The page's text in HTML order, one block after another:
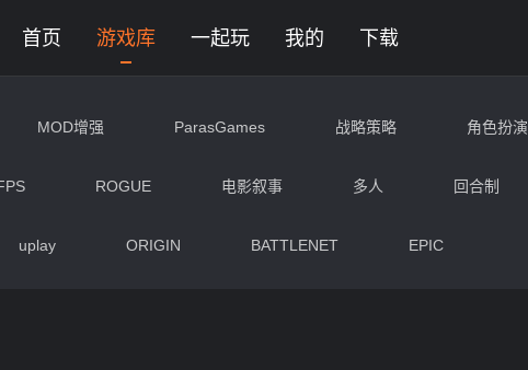
首页 游戏库 一起玩 我的 下载
线免费玩 | 随乐游云游戏平台
MOD增强 ParasGames 战略策略 角色扮演
射击 竞速 冒险 复古卷轴 格斗
ROGUE 电影叙事 多人 回合制
开放世界 平台跳跃 沙盒
uplay ORIGIN BATTLENET EPIC